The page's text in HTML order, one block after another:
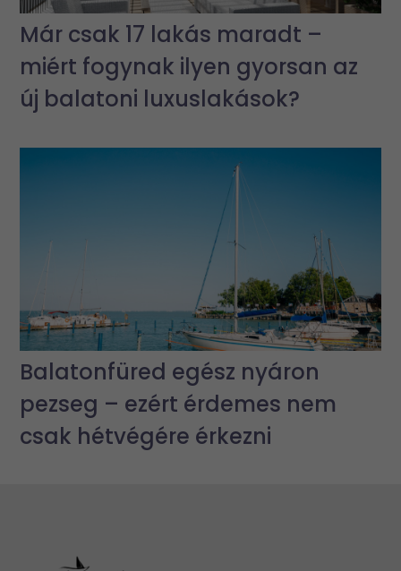
Már csak 17 lakás maradt –
miért fogynak ilyen gyorsan az
új balatoni luxuslakások?
Balatonfüred egész nyáron
pezseg – ezért érdemes nem
csak hétvégére érkezni